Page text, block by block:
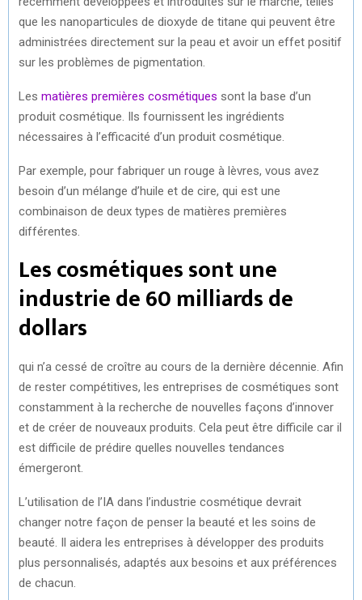
que les nanoparticules de dioxyde de titane qui peuvent être
administrées directement sur la peau et avoir un effet positif
sur les problèmes de pigmentation.
Les matières premières cosmétiques sont la base d’un
produit cosmétique. Ils fournissent les ingrédients
nécessaires à l’efficacité d’un produit cosmétique.
Par exemple, pour fabriquer un rouge à lèvres, vous avez
besoin d’un mélange d’huile et de cire, qui est une
combinaison de deux types de matières premières
différentes.
Les cosmétiques sont une
industrie de 60 milliards de
dollars
qui n’a cessé de croître au cours de la dernière décennie. Afin
de rester compétitives, les entreprises de cosmétiques sont
constamment à la recherche de nouvelles façons d’innover
et de créer de nouveaux produits. Cela peut être difficile car il
est difficile de prédire quelles nouvelles tendances
émergeront.
L’utilisation de l’IA dans l’industrie cosmétique devrait
changer notre façon de penser la beauté et les soins de
beauté. Il aidera les entreprises à développer des produits
plus personnalisés, adaptés aux besoins et aux préférences
de chacun.